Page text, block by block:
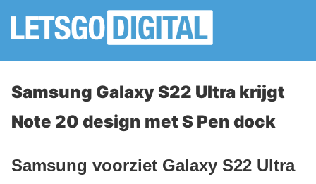
Samsung Galaxy S22 Ultra krijgt
Note 20 design met S Pen dock
Samsung voorziet Galaxy S22 Ultra